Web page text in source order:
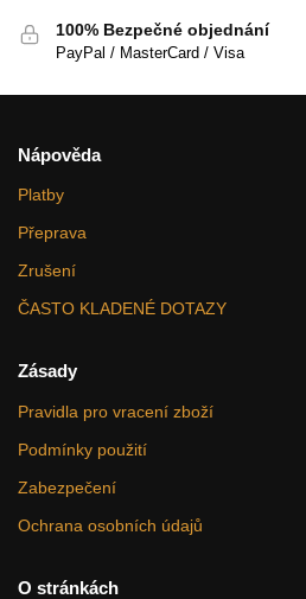
100% Bezpečné objednání
PayPal / MasterCard / Visa
Nápověda
Platby
Přeprava
Zrušení
ČASTO KLADENÉ DOTAZY
Zásady
Pravidla pro vracení zboží
Podmínky použití
Zabezpečení
Ochrana osobních údajů
O stránkách